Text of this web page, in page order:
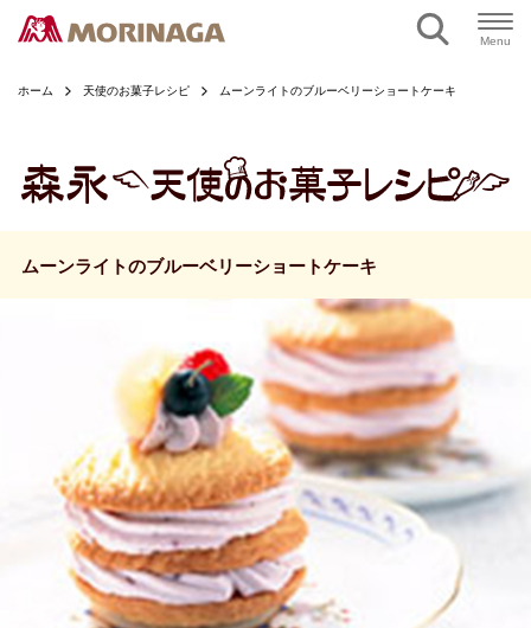
Menu
ホーム 天使のお菓子レシピ ムーンライトのブルーベリーショートケーキ
ムーンライトのブルーベリーショートケーキ